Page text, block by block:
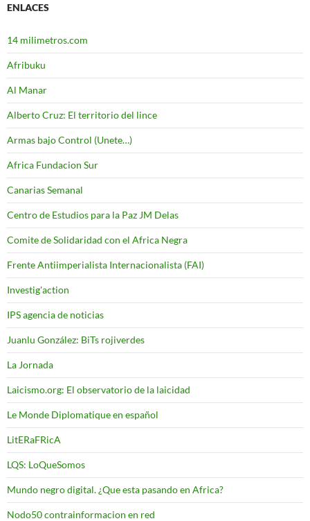
ENLACES
14 milimetros.com
Afribuku
Al Manar
Alberto Cruz: El territorio del lince
Armas bajo Control (Unete…)
Africa Fundacion Sur
Canarias Semanal
Centro de Estudios para la Paz JM Delas
Comite de Solidaridad con el Africa Negra
Frente Antiimperialista Internacionalista (FAI)
Investig'action
IPS agencia de noticias
Juanlu González: BiTs rojiverdes
La Jornada
Laicismo.org: El observatorio de la laicidad
Le Monde Diplomatique en español
LitERaFRicA
LQS: LoQueSomos
Mundo negro digital. ¿Que esta pasando en Africa?
Nodo50 contrainformacion en red